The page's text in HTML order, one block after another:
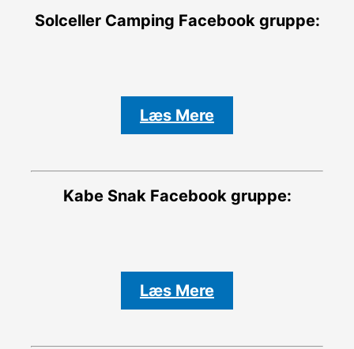
Solceller Camping Facebook gruppe:
Læs Mere
Kabe Snak Facebook gruppe:
Læs Mere